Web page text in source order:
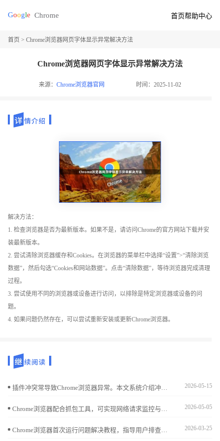
首页帮助中心
首页 > Chrome浏览器网页字体显示异常解决方法
Chrome浏览器网页字体显示异常解决方法
来源：Chrome浏览器官网 时间：2025-11-02
解决方法：
1. 检查浏览器是否为最新版本。如果不是，请访问Chrome的官方网站下载并安
装最新版本。
2. 尝试清除浏览器缓存和Cookies。在浏览器的菜单栏中选择“设置”>“清除浏览
数据”，然后勾选“Cookies和网站数据”。点击“清除数据”，等待浏览器完成清理
过程。
3. 尝试使用不同的浏览器或设备进行访问，以排除是特定浏览器或设备的问
题。
4. 如果问题仍然存在，可以尝试重新安装或更新Chrome浏览器。
2026-05-15
2026-05-05
2026-03-25